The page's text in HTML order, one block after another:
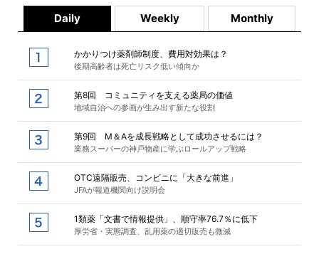
Daily Weekly Monthly
かかりつけ薬剤師制度、費用対効果は？
後期高齢者は死亡リスク低い傾向か
第8回 コミュニティを支える薬局の価値
地域自治への参画が生み出す新たな役割
第9回 M＆Aを成長戦略として成功させるには？
業務スーパーの神戸物産に学ぶロールアップ戦略
OTC遠隔販売、コンビニに「大きな前進」
JFAが報道機関向け説明会
1類薬「文書で情報提供」、順守率76.7％に低下
厚労省・実態調査、乱用薬の適切販売も微減